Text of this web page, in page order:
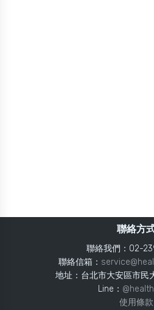
聯絡方
聯絡我們：02-
聯絡信箱：
地址：台北市大安區市民
Line：
使用條款